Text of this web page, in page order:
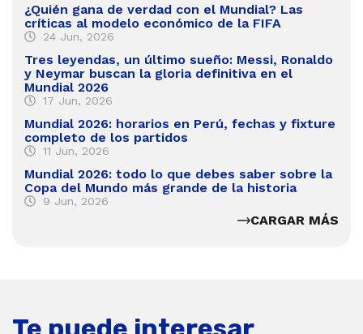
¿Quién gana de verdad con el Mundial? Las
críticas al modelo económico de la FIFA
24 Jun, 2026
Tres leyendas, un último sueño: Messi, Ronaldo
y Neymar buscan la gloria definitiva en el
Mundial 2026
17 Jun, 2026
Mundial 2026: horarios en Perú, fechas y fixture
completo de los partidos
11 Jun, 2026
Mundial 2026: todo lo que debes saber sobre la
Copa del Mundo más grande de la historia
9 Jun, 2026
CARGAR MÁS